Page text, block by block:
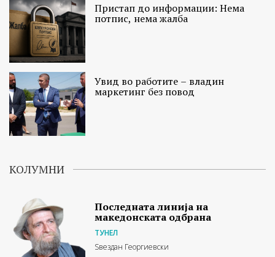
Пристап до информации: Нема
потпис, нема жалба
Увид во работите – владин
маркетинг без повод
КОЛУМНИ
Последната линија на
македонската одбрана
ТУНЕЛ
Ѕвездан Георгиевски